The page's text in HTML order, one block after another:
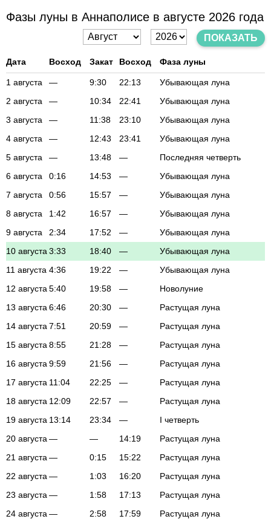
Фазы луны в Аннаполисе в августе 2026 года
ПОКАЗАТЬ
Дата Восход Закат Восход Фаза луны
1 августа — 9:30 22:13
Убывающая луна
2 августа
— 10:34 22:41
Убывающая луна
3 августа
— 11:38 23:10
Убывающая луна
4 августа
— 12:43 23:41
Убывающая луна
5 августа
— 13:48 —
Последняя четверть
6 августа
0:16 14:53 —
Убывающая луна
7 августа
0:56 15:57 —
Убывающая луна
8 августа
1:42 16:57 —
Убывающая луна
9 августа
2:34 17:52 —
Убывающая луна
10 августа 3:33 18:40 —
Убывающая луна
11 августа 4:36 19:22 —
Убывающая луна
12 августа 5:40 19:58 —
Новолуние
13 августа 6:46 20:30 —
Растущая луна
14 августа 7:51 20:59 —
Растущая луна
15 августа 8:55 21:28 —
Растущая луна
16 августа 9:59 21:56 —
Растущая луна
17 августа 11:04 22:25 —
Растущая луна
18 августа 12:09 22:57 —
Растущая луна
19 августа 13:14 23:34 —
I четверть
20 августа — — 14:19
Растущая луна
21 августа — 0:15 15:22
Растущая луна
22 августа — 1:03 16:20
Растущая луна
23 августа — 1:58 17:13
Растущая луна
24 августа — 2:58 17:59 Растущая луна